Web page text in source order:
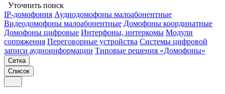
Уточнить поиск
IP-домофония Аудиодомофоны малоабонентные
Видеодомофоны малоабонентные Домофоны координатные
Домофоны цифровые Интерфоны, интеркомы Модули
сопряжения Переговорные устройства Системы цифровой
записи аудиоинформации Типовые решения «Домофоны»
Сетка
Список